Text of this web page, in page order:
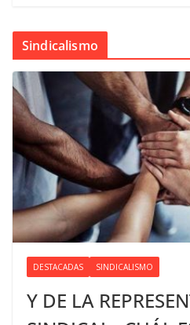
Sindicalismo
DESTACADAS SINDICALISMO
Y DE LA